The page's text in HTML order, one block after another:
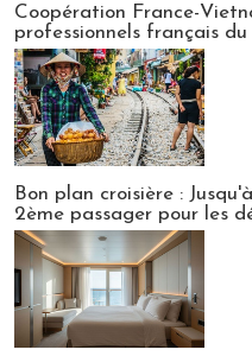
Coopération France-
professionnels français
Bon plan croisière :
2ème passager pour les